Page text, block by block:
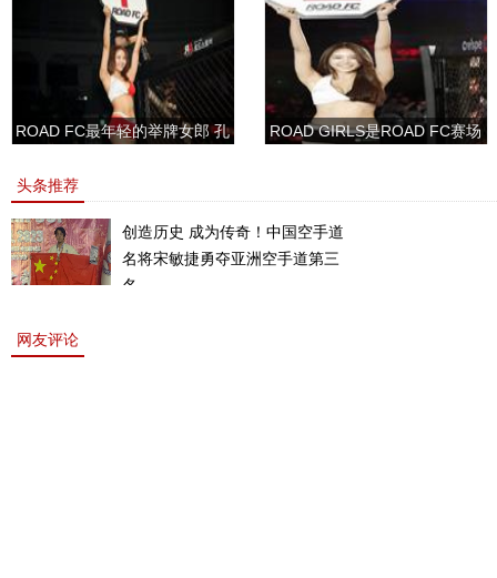
ROAD FC最年轻的举牌女郎 孔
ROAD GIRLS是ROAD FC赛场
头条推荐
创造历史 成为传奇！中国空手道
名将宋敏捷勇夺亚洲空手道第三
名。
网友评论